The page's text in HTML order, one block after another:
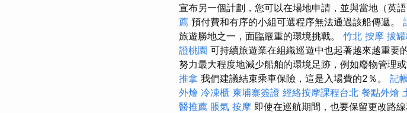
宣布另一個計劃，您可以在場地申請，並與當地（英
薦 預付費和有序的小組可選程序無法通過該船傳遞。
旅遊勝地之一，面臨嚴重的環境挑戰。 竹北 按摩 拔
證桃園 可持續旅遊業在組織巡遊中也起著越來越重要
努力最大程度地減少船舶的環境足跡，例如廢物管理
推拿 我們建議結束乘車保險，這是入場費的2％。 記
外燴 冷凍櫃 柬埔寨簽證 經絡按摩課程台北 餐點外燴
醫推薦 脹氣 按摩 即使在巡航期間，也要保留更改路